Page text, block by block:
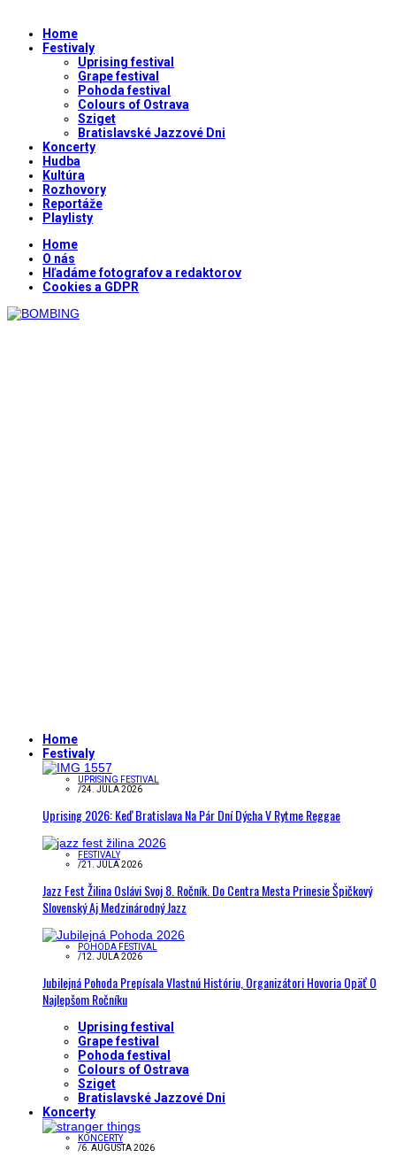
Home
Festivaly
Uprising festival
Grape festival
Pohoda festival
Colours of Ostrava
Sziget
Bratislavské Jazzové Dni
Koncerty
Hudba
Kultúra
Rozhovory
Reportáže
Playlisty
Home
O nás
Hľadáme fotografov a redaktorov
Cookies a GDPR
Home
Festivaly
UPRISING FESTIVAL
/24. JÚLA 2026
Uprising 2026: Keď Bratislava Na Pár Dní Dýcha V Rytme Reggae
FESTIVALY
/21. JÚLA 2026
Jazz Fest Žilina Oslávi Svoj 8. Ročník. Do Centra Mesta Prinesie Špičkový
Slovenský Aj Medzinárodný Jazz
POHODA FESTIVAL
/12. JÚLA 2026
Jubilejná Pohoda Prepísala Vlastnú Históriu, Organizátori Hovoria Opäť O
Najlepšom Ročníku
Uprising festival
Grape festival
Pohoda festival
Colours of Ostrava
Sziget
Bratislavské Jazzové Dni
Koncerty
KONCERTY
/6. AUGUSTA 2026